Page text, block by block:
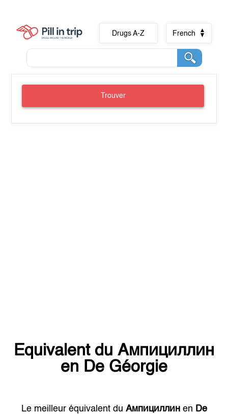
Drugs A-Z French
Trouver
Equivalent du Ампициллин
en De Géorgie
Le meilleur équivalent du Ампициллинen De